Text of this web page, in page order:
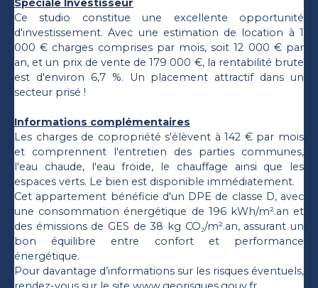
Spéciale Investisseur
Ce studio constitue une excellente opportunité
d'investissement. Avec une estimation de location à 1
000 € charges comprises par mois, soit 12 000 € par
an, et un prix de vente de 179 000 €, la rentabilité brute
est d'environ 6,7 %. Un placement attractif dans un
secteur prisé !
Informations complémentaires
Les charges de copropriété s'élèvent à 142 € par mois
et comprennent l'entretien des parties communes,
l'eau chaude, l'eau froide, le chauffage ainsi que les
espaces verts. Le bien est disponible immédiatement.
Cet appartement bénéficie d'un DPE de classe D, avec
une consommation énergétique de 196 kWh/m².an et
des émissions de GES de 38 kg CO₂/m².an, assurant un
bon équilibre entre confort et performance
énergétique.
Pour davantage d’informations sur les risques éventuels,